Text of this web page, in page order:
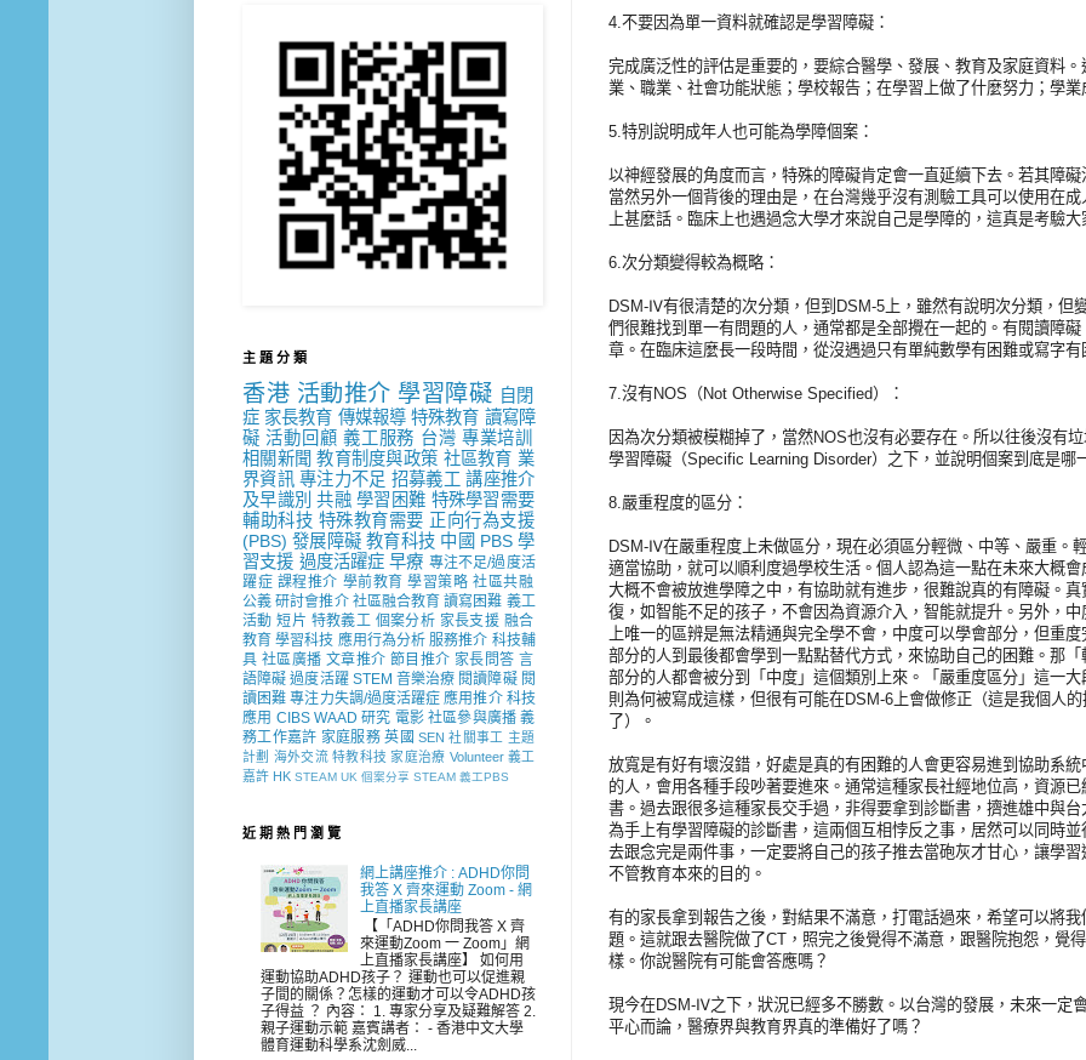
4.不要因為單一資料就確認是學習障礙：
完成廣泛性的評估是重要的，要綜合醫學、發展、教育及家庭資料
業、職業、社會功能狀態；學校報告；在學習上做了什麼努力；學
5.特別說明成年人也可能為學障個案：
以神經發展的角度而言，特殊的障礙肯定會一直延續下去。若其障
當然另外一個背後的理由是，在台灣幾乎沒有測驗工具可以使用在
上甚麼話。臨床上也遇過念大學才來說自己是學障的，這真是考驗大
6.次分類變得較為概略：
DSM-Ⅳ有很清楚的次分類，但到DSM-5上，雖然有說明次分類，但
們很難找到單一有問題的人，通常都是全部攪在一起的。有閱讀障
章。在臨床這麼長一段時間，從沒遇過只有單純數學有困難或寫字有
7.沒有NOS（Not Otherwise Specified）：
因為次分類被模糊掉了，當然NOS也沒有必要存在。所以往後沒有
學習障礙（Specific Learning Disorder）之下，並說明個案到底是哪
8.嚴重程度的區分：
DSM-Ⅳ在嚴重程度上未做區分，現在必須區分輕微、中等、嚴重。
適當協助，就可以順利度過學校生活。個人認為這一點在未來大概
大概不會被放進學障之中，有協助就有進步，很難說真的有障礙。
復，如智能不足的孩子，不會因為資源介入，智能就提升。另外，
上唯一的區辨是無法精通與完全學不會，中度可以學會部分，但重
部分的人到最後都會學到一點點替代方式，來協助自己的困難。那
部分的人都會被分到「中度」這個類別上來。「嚴重度區分」這一
則為何被寫成這樣，但很有可能在DSM-6上會做修正（這是我個人
了）。
放寬是有好有壞沒錯，好處是真的有困難的人會更容易進到協助系
的人，會用各種手段吵著要進來。通常這種家長社經地位高，資源
書。過去跟很多這種家長交手過，非得要拿到診斷書，擠進雄中與
為手上有學習障礙的診斷書，這兩個互相悖反之事，居然可以同時
去跟念完是兩件事，一定要將自己的孩子推去當砲灰才甘心，讓學
不管教育本來的目的。
有的家長拿到報告之後，對結果不滿意，打電話過來，希望可以將
題。這就跟去醫院做了CT，照完之後覺得不滿意，跟醫院抱怨，覺
樣。你說醫院有可能會答應嗎？
現今在DSM-Ⅳ之下，狀況已經多不勝數。以台灣的發展，未來一定
平心而論，醫療界與教育界真的準備好了嗎？
主 題 分 類
香港 活動推介 學習障礙 自閉
症 家長教育 傳媒報導 特殊教育 讀寫障
礙 活動回顧 義工服務 台灣 專業培訓
相關新聞 教育制度與政策 社區教育 業
界資訊 專注力不足 招募義工 講座推介
及早識別 共融 學習困難 特殊學習需要
輔助科技 特殊教育需要 正向行為支援
(PBS) 發展障礙 教育科技 中國 PBS 學
習支援 過度活躍症 早療 專注不足/過度活
躍症 課程推介 學前教育 學習策略 社區共融
公義 研討會推介 社區融合教育 讀寫困難 義工
活動 短片 特教義工 個案分析 家長支援 融合
教育 學習科技 應用行為分析 服務推介 科技輔
具 社區廣播 文章推介 節目推介 家長問答 言
語障礙 過度活躍 STEM 音樂治療 閱讀障礙 閱
讀困難 專注力失調/過度活躍症 應用推介 科技
應用 CIBS WAAD 研究 電影 社區參與廣播 義
務工作嘉許 家庭服務 英國 SEN 社關事工 主題
計劃 海外交流 特教科技 家庭治療 Volunteer 義工
嘉許 HK STEAM UK 個案分享 STEAM 義工PBS
近 期 熱 門 瀏 覽
網上講座推介 : ADHD你問
我答 X 齊來運動 Zoom - 網
上直播家長講座
【「ADHD你問我答 X 齊
來運動Zoom 一 Zoom」網
上直播家長講座】 如何用
運動協助ADHD孩子？ 運動也可以促進親
子間的關係？怎樣的運動才可以令ADHD孩
子得益 ？ 內容： 1. 專家分享及疑難解答 2.
親子運動示範 嘉賓講者： - 香港中文大學
體育運動科學系沈劍威...